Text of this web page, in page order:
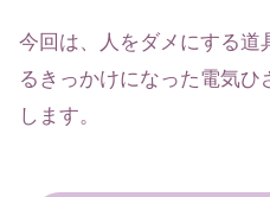
今回は、人をダメにする道
るきっかけになった電気
します。